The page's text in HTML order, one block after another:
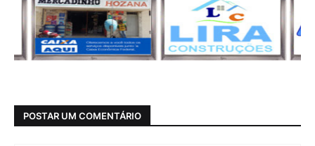
POSTAR UM COMENTÁRIO